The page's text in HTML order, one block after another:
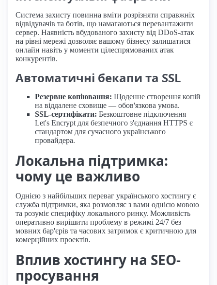
Система захисту повинна вміти розрізняти справжніх
відвідувачів та ботів, що намагаються перевантажити
сервер. Наявність вбудованого захисту від DDoS-атак
на рівні мережі дозволяє вашому бізнесу залишатися
онлайн навіть у моменти цілеспрямованих атак
конкурентів.
Автоматичні бекапи та SSL
Резервне копіювання: Щоденне створення копій
на віддалене сховище — обов'язкова умова.
SSL-сертифікати: Безкоштовне підключення
Let's Encrypt для безпечного з'єднання HTTPS є
стандартом для сучасного українського
провайдера.
Локальна підтримка:
чому це важливо
Однією з найбільших переваг українського хостингу є
служба підтримки, яка розмовляє з вами однією мовою
та розуміє специфіку локального ринку. Можливість
оперативно вирішити проблему в режимі 24/7 без
мовних бар'єрів та часових затримок є критичною для
комерційних проектів.
Вплив хостингу на SEO-
просування